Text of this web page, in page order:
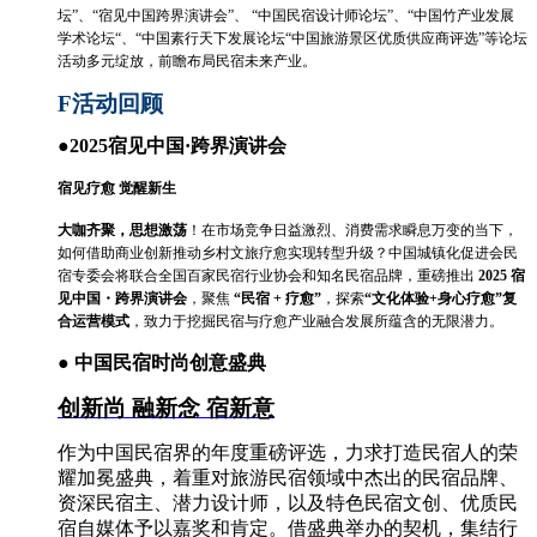
坛”、“宿见中国跨界演讲会”、 “中国民宿设计师论坛”、“中国竹产业发展
学术论坛“、“中国素行天下发展论坛“中国旅游景区优质供应商评选”等论坛
活动多元绽放，前瞻布局民宿未来产业。
F活动回顾
●2025宿见中国·跨界演讲会
宿见疗愈 觉醒新生
大咖齐聚，思想激荡 ！在市场竞争日益激烈、消费需求瞬息万变的当下，
如何借助商业创新推动乡村文旅疗愈实现转型升级？中国城镇化促进会民
宿专委会将联合全国百家民宿行业协会和知名民宿品牌，重磅推出 2025 宿
见中国・跨界演讲会 ，聚焦 “民宿 + 疗愈” ，探索“文化体验+身心疗愈”复
合运营模式 ，致力于挖掘民宿与疗愈产业融合发展所蕴含的无限潜力。
● 中国民宿时尚创意盛典
创新尚 融新念 宿新意
作为中国民宿界的年度重磅评选，力求打造民宿人的荣
耀加冕盛典，着重对旅游民宿领域中杰出的民宿品牌、
资深民宿主、潜力设计师，以及特色民宿文创、优质民
宿自媒体予以嘉奖和肯定。借盛典举办的契机，集结行